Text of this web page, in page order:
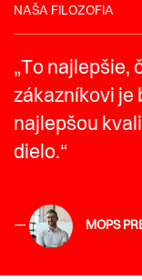
NAŠA FILOZOFIA
„To najlepšie,
zákazníkovi je
najlepšou
dielo.“
MOPS